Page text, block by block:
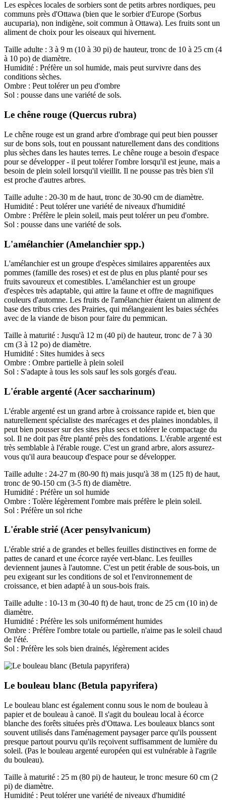
Les espèces locales de sorbiers sont de petits arbres nordiques, peu
communs près d'Ottawa (bien que le sorbier d'Europe (Sorbus
aucuparia), non indigène, soit commun à Ottawa). Les fruits sont un
aliment de choix pour les oiseaux qui hivernent.
Taille adulte : 3 à 9 m (10 à 30 pi) de hauteur, tronc de 10 à 25 cm (4
à 10 po) de diamètre.
Humidité : Préfère un sol humide, mais peut survivre dans des
conditions sèches.
Ombre : Peut tolérer un peu d'ombre
Sol : pousse dans une variété de sols.
Le chêne rouge (Quercus rubra)
Le chêne rouge est un grand arbre d'ombrage qui peut bien pousser
sur de bons sols, tout en poussant naturellement dans des conditions
plus sèches dans les hautes terres. Le chêne rouge a besoin d'espace
pour se développer - il peut tolérer l'ombre lorsqu'il est jeune, mais a
besoin de plein soleil lorsqu'il vieillit. Il ne pousse pas très bien s'il
est proche d'autres arbres.
Taille adulte : 20-30 m de haut, tronc de 30-90 cm de diamètre.
Humidité : Peut tolérer une variété de niveaux d'humidité
Ombre : Préfère le plein soleil, mais peut tolérer un peu d'ombre.
Sol : pousse dans une variété de sols.
L'amélanchier (Amelanchier spp.)
L'amélanchier est un groupe d'espèces similaires apparentées aux
pommes (famille des roses) et est de plus en plus planté pour ses
fruits savoureux et comestibles. L'amélanchier est un groupe
d'espèces très adaptable, qui attire la faune et offre de magnifiques
couleurs d'automne. Les fruits de l'amélanchier étaient un aliment de
base des tribus cries des Prairies, qui mélangeaient les baies séchées
avec de la viande de bison pour faire du pemmican.
Taille à maturité : Jusqu'à 12 m (40 pi) de hauteur, tronc de 7 à 30
cm (3 à 12 po) de diamètre.
Humidité : Sites humides à secs
Ombre : Ombre partielle à plein soleil
Sol : S'adapte à tous les sols sauf les sols gorgés d'eau.
L'érable argenté (Acer saccharinum)
L'érable argenté est un grand arbre à croissance rapide et, bien que
naturellement spécialiste des marécages et des plaines inondables, il
peut bien pousser sur des sites plus secs et tolérer le compactage du
sol. Il ne doit pas être planté près des fondations. L'érable argenté est
très semblable à l'érable rouge. C'est un grand arbre, alors assurez-
vous qu'il aura beaucoup d'espace pour se développer.
Taille adulte : 24-27 m (80-90 ft) mais jusqu'à 38 m (125 ft) de haut,
tronc de 90-150 cm (3-5 ft) de diamètre.
Humidité : Préfère un sol humide
Ombre : Tolère légèrement l'ombre mais préfère le plein soleil.
Sol : Préfère un sol riche
L'érable strié (Acer pensylvanicum)
L'érable strié a de grandes et belles feuilles distinctives en forme de
pattes de canard et une écorce rayée vert-blanc. Les feuilles
deviennent jaunes à l'automne. C'est un petit érable de sous-bois, un
peu exigeant sur les conditions de sol et l'environnement de
croissance, et bien adapté à un sous-bois frais.
Taille adulte : 10-13 m (30-40 ft) de haut, tronc de 25 cm (10 in) de
diamètre.
Humidité : Préfère les sols uniformément humides
Ombre : Préfère l'ombre totale ou partielle, n'aime pas le soleil chaud
de l'été.
Sol : Préfère les sols bien drainés, légèrement acides
Le bouleau blanc (Betula papyrifera)
Le bouleau blanc est également connu sous le nom de bouleau à
papier et de bouleau à canoë. Il s'agit du bouleau local à écorce
blanche des forêts situées près d'Ottawa. Les bouleaux blancs sont
souvent utilisés dans l'aménagement paysager parce qu'ils poussent
presque partout pourvu qu'ils reçoivent suffisamment de lumière du
soleil. (Pas le bouleau argenté européen qui est vulnérable à l'agrile
du bouleau).
Taille à maturité : 25 m (80 pi) de hauteur, le tronc mesure 60 cm (2
pi) de diamètre.
Humidité : Peut tolérer une variété de niveaux d'humidité